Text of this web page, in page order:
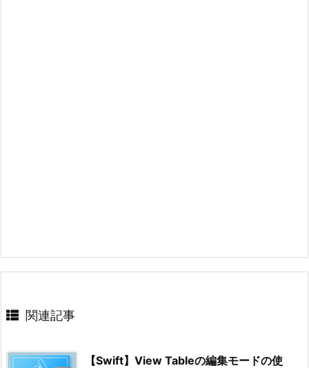
関連記事
【Swift】View Tableの編集モードの使